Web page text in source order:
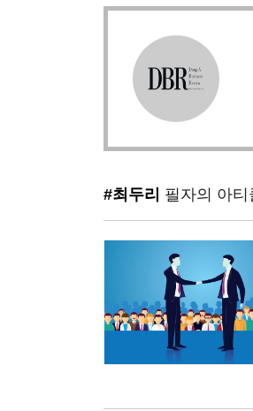
#최두리 필자의 아티